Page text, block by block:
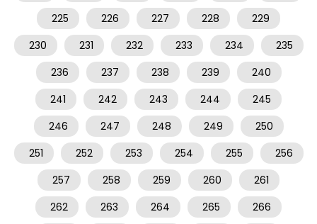
225
226 227 228
229
230
231 232 233 234
235
236
237 238 239
240
241
242 243 244
245
246
247 248 249
250
251
252 253 254 255
256
257
258 259 260
261
262
263 264 265 266